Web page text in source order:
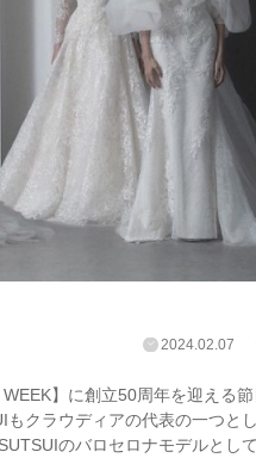
2024.02.07
】に創立50周年を迎える
クラウディアの代表の一つと
のバロセロナモデルとし